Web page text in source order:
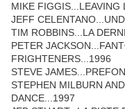
MIKE
JEFF
TIM ROBBINS...LA
PETER
FRIGHTENERS...1996
STEVE
STEPHEN MILBURN
DANCE...1997